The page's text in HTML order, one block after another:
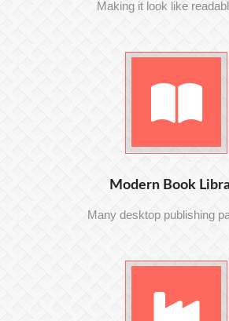
Making it look like
Modern Book
Many desktop publishing